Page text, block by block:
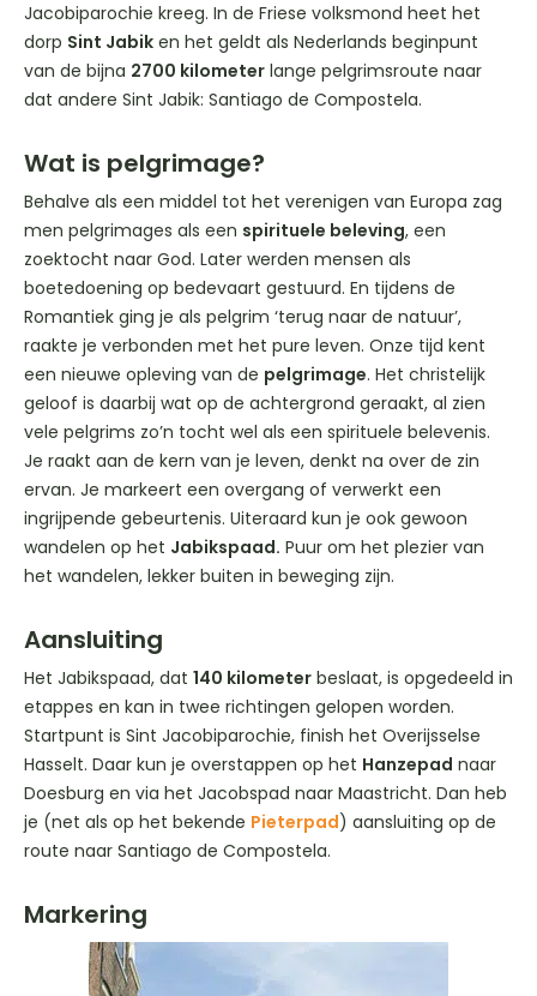
Jacobiparochie kreeg. In de Friese volksmond heet het
dorp Sint Jabik en het geldt als Nederlands beginpunt
van de bijna 2700 kilometer lange pelgrimsroute naar
dat andere Sint Jabik: Santiago de Compostela.
Wat is pelgrimage?
Behalve als een middel tot het verenigen van Europa zag
men pelgrimages als een spirituele beleving, een
zoektocht naar God. Later werden mensen als
boetedoening op bedevaart gestuurd. En tijdens de
Romantiek ging je als pelgrim ‘terug naar de natuur’,
raakte je verbonden met het pure leven. Onze tijd kent
een nieuwe opleving van de pelgrimage. Het christelijk
geloof is daarbij wat op de achtergrond geraakt, al zien
vele pelgrims zo’n tocht wel als een spirituele belevenis.
Je raakt aan de kern van je leven, denkt na over de zin
ervan. Je markeert een overgang of verwerkt een
ingrijpende gebeurtenis. Uiteraard kun je ook gewoon
wandelen op het Jabikspaad. Puur om het plezier van
het wandelen, lekker buiten in beweging zijn.
Aansluiting
Het Jabikspaad, dat 140 kilometer beslaat, is opgedeeld in
etappes en kan in twee richtingen gelopen worden.
Startpunt is Sint Jacobiparochie, finish het Overijsselse
Hasselt. Daar kun je overstappen op het Hanzepad naar
Doesburg en via het Jacobspad naar Maastricht. Dan heb
je (net als op het bekende Pieterpad) aansluiting op de
route naar Santiago de Compostela.
Markering